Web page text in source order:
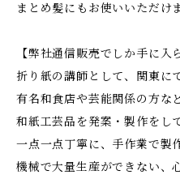
まとめ髪にもお使いいただけ
【弊社通信販売でしか手に入
折り紙の講師として、関東に
有名和食店や芸能関係の方な
和紙工芸品を発案・製作をし
一点一点丁寧に、手作業で製
機械で大量生産ができない、